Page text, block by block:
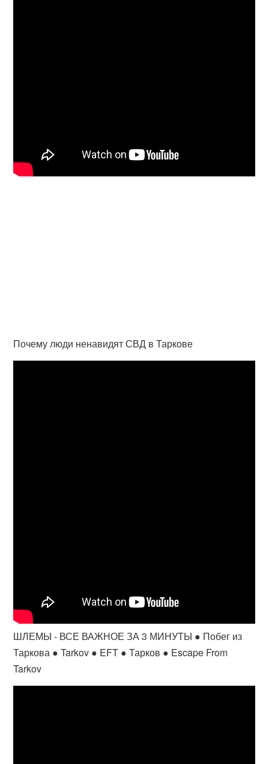
Почему люди ненавидят СВД в Таркове
ШЛЕМЫ - ВСЕ ВАЖНОЕ ЗА 3 МИНУТЫ ● Побег из
Таркова ● Tarkov ● EFT ● Тарков ● Escape From
Tarkov